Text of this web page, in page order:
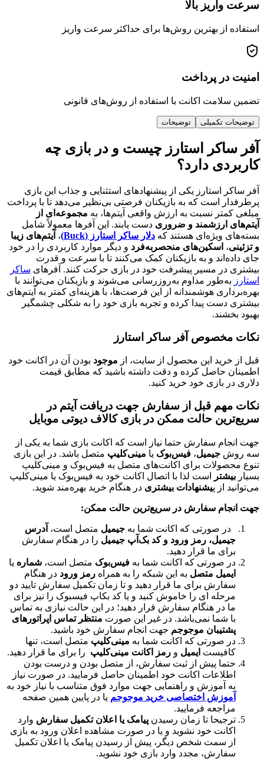
بالا
از بهترین روش‌ها برای حداکثر سرعت واریز
پرداخت
اکانت با استفاده از روش‌های قانونی
تکمیلی توضیحات
استارز چیست و در بازی چه
دارد؟
استارز یکی از پیشنهادهای استثنایی و جذاب این بازی
است که به بازیکنان فرصتی بی‌نظیر می‌دهد تا با پرداخت
نسبت به ارزش واقعی آیتم‌ها، به مجموعه‌ای از
ارزشمند و ضروریدست یابند. این آفرها معمولاً شامل
ویژه‌ای هستند کهدلار ساکر استارز (Buck) ، آیتم‌های زیبا
اسکین‌های منحصربه‌فردو دیگر موارد کاربردی را در خود
و به بازیکنان کمک می‌کنند تا با سرعت و قدرت
مسیر پیشرفت خود در بازی حرکت کنند. آفرهایساکر
مداوم به‌روزرسانی می‌شوند و بازیکنان می‌توانند با
هوشمندانه از این فرصت‌ها، با هزینه‌ای کمتر به آیتم‌های
پیدا کرده و تجربه بازی خود را به شکلی چشمگیر
آفر ساکر استارز
این محصول از سایت، ازموجود بودن آن در اکانت خود
حاصل کرده و دقت داشته باشید که مطابق قیمت
بازی خود خرید کنید.
قبل از سفارش جهت دریافت آیتم در
حالت ممکن در بازی کالاف دیوتی موبایل
سفارش حتما نیاز است که اکانت بازی شما به یکی از
جیمیل، فیس‌بوک یامینی‌کلیپمتصل باشد. در این بازی
برای اکانت‌های متصل به فیس‌بوک و مینی‌کلیپ
است لذا با اتصال اکانت خود به فیس‌بوک یا مینی‌کلیپ
پ یشنهادات بیشتریدر هنگام خرید بهره‌مند شوید.
سفارش در سریع‌ترین حالت ممکن:
صورتی که اکانت شما بهجیمیل متصل است،آدرس
رمز ورود و کد بک‌آپ جیمیل را در هنگام سفارش
ما قرار دهید.
صورتی که اکانت شما بهفیس‌بوک متصل است،شمارهیا
متصلبه این شبکه را به همراه رمز ورود در هنگام
برای ما قرار دهید و تا زمان تکمیل سفارش تایید دو
ای را خاموش کنید و یا کد بکاپ فیسبوک را نیز برای
در هنگام سفارش قرار دهید؛ در این حالت نیازی به تماس
شما نمی‌باشد. در غیر این صورتمنتظر تماس اپراتورهای
موجوجم جهت انجام سفارش خود باشید.
صورتی که اکانت شما بهمینی‌کلیپمتصل است، تنها
ایمیلورمز اکانت مینی‌کلیپرا برای ما قرار دهید.
پیش از ثبت سفارش، از متصل بودن و درست بودن
اکانت خود اطمینان حاصل فرمایید. در صورت نیاز
آموزش و راهنمایی جهت موارد فوق متناسب با نیاز خود به
اختصاصی خرید موجوجم یا در پایین همین صفحه
فرمایید.
تا زمان رسیدنپیامک یا اعلان تکمیل سفارشوارد
خود نشوید و یا در صورت مشاهده اعلان ورود به بازی
سمت شخص دیگر، پیش از رسیدن پیامک یا اعلان تکمیل
مجدد وارد بازی خود نشوید.